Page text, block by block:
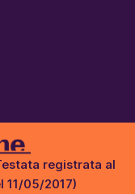
registrata al
11/05/2017)